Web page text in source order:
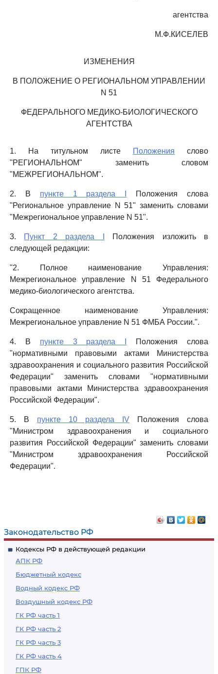
Законодательство РФ
Кодексы РФ в действующей редакции
АПК РФ
Бюджетный кодекс
Водный кодекс РФ
Воздушный кодекс РФ
ГК РФ часть 1
ГК РФ часть 2
ГК РФ часть 3
ГК РФ часть 4
ГПК РФ
агентства
М.Ф.КИСЕЛЕВ
ИЗМЕНЕНИЯ
В ПОЛОЖЕНИЕ О РЕГИОНАЛЬНОМ УПРАВЛЕНИИ
N 51
ФЕДЕРАЛЬНОГО МЕДИКО-БИОЛОГИЧЕСКОГО
АГЕНТСТВА
1. На титульном листе Положения слово
"РЕГИОНАЛЬНОМ" заменить словом
"МЕЖРЕГИОНАЛЬНОМ".
2. В пункте 1 раздела I
Положения слова
"Региональное управление N 51" заменить словами
"Межрегиональное управление N 51".
3. Пункт 2 раздела I
Положения изложить в
следующей редакции:
"2. Полное наименование Управления:
Межрегиональное управление N 51 Федерального
медико-биологического агентства.
Сокращенное наименование Управления:
Межрегиональное управление N 51 ФМБА России.".
4. В пункте 3 раздела I
Положения слова
"нормативными правовыми актами Министерства
здравоохранения и социального развития Российской
Федерации" заменить словами "нормативными
правовыми актами Министерства здравоохранения
Российской Федерации".
5. В пункте 10 раздела IV Положения слова
"Министром здравоохранения и социального
развития Российской Федерации" заменить словами
"Министром здравоохранения Российской
Федерации".